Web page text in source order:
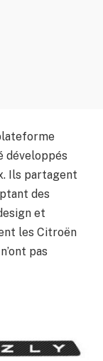
développés
Ils partagent
des
et
les Citroën
pas